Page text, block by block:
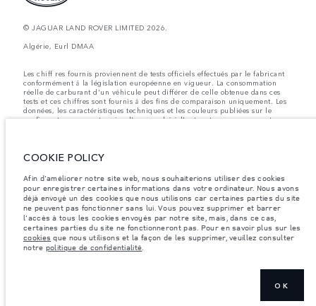
© JAGUAR LAND ROVER LIMITED 2026.
Algérie, Eurl DMAA
Les chiff res fournis proviennent de tests officiels effectués par le fabricant
conformément å la législation européenne en vigueur. La consommation
réelle de carburant d'un véhicule peut différer de celle obtenue dans ces
tests et ces chiffres sont fournis å des fins de comparaison uniquement. Les
données, les caractéristiques techniques et les couleurs publiées sur le
configurateur peuvent varier d'un marché à l'autre et ne comprennent pas
Les poids indiqués correspondent à des spécifications de véhicule standard.
affecteront la charge utile. Assurez-vous que le poids total en charge du
véhicule, les charges maximales par essieu et la charge utile ne sont pas
dépassés lorsque vous chargez des accessoires, des occupants, des liquides
et des carburants.
Remarque importante sur les images et les spécifications. La pénurie
mondiale de semi-conducteurs affecte actuellement les spécifications de
construction des véhicules, la disponibilité des options et les délais de
construction. Cette situation s’avère très fluctuante, et par conséquent, les
COOKIE POLICY
Afin d'améliorer notre site web, nous souhaiterions utiliser des cookies
pour enregistrer certaines informations dans votre ordinateur. Nous avons
déjà envoyé un des cookies que nous utilisons car certaines parties du site
ne peuvent pas fonctionner sans lui. Vous pouvez supprimer et barrer
l'accès à tous les cookies envoyés par notre site, mais, dans ce cas,
certaines parties du site ne fonctionneront pas. Pour en savoir plus sur les
cookies que nous utilisons et la façon de les supprimer, veuillez consulter
notre politique de confidentialité.
OK